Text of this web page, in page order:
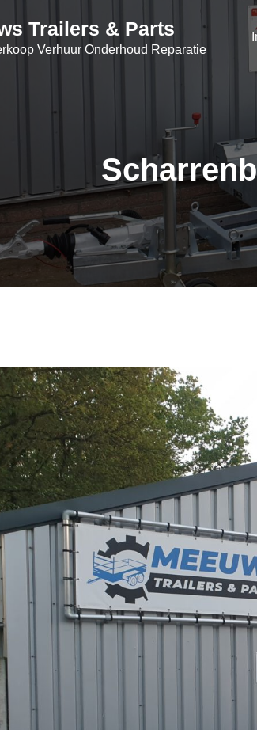
Trailers & Parts
Verhuur Onderhoud Reparatie